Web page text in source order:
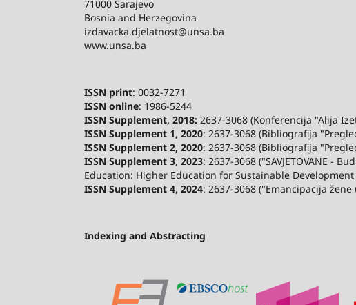
71000 Sarajevo
Bosnia and Herzegovina
izdavacka.djelatnost@unsa.ba
www.unsa.ba
ISSN print: 0032-7271
ISSN online: 1986-5244
ISSN Supplement, 2018: 2637-3068 (Konferencija "Alija
ISSN Supplement 1, 2020: 2637-3068 (Bibliografija
ISSN Supplement 2, 2020: 2637-3068 (Bibliografija
ISSN Supplement 3, 2023: 2637-3068 ("SAVJETOVANE -
Education: Higher Education for Sustainable Development
ISSN Supplement 4, 2024: 2637-3068 ("Emancipacija žene
Indexing and Abstracting